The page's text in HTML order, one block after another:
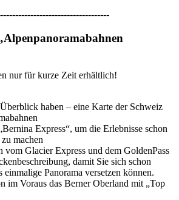
nur für kurze Zeit erhältlich!
haben – eine Karte der Schweiz
Express“, um die Erlebnisse schon
machen
vom Glacier Express und dem GoldenPass
damit Sie sich schon
einmalige Panorama versetzen können.
im Voraus das Berner Oberland mit „Top